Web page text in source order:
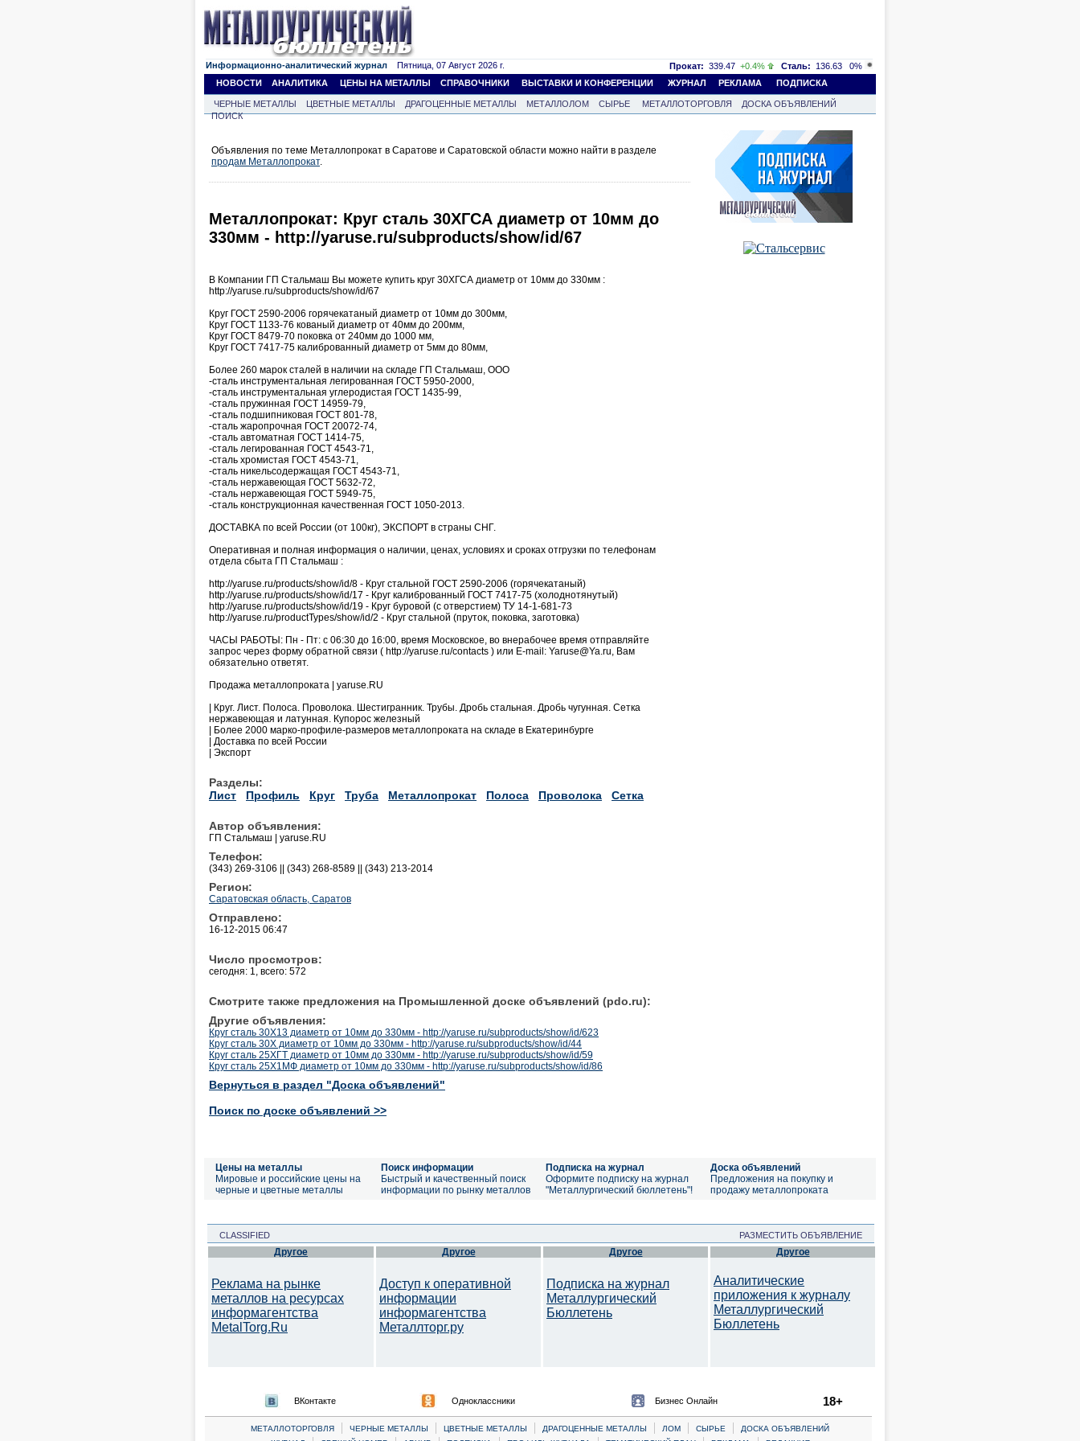
Информационно-аналитический журнал Пятница, 07 Август 2026 г. Прокат: 339.47 +0.4% Сталь: 136.63
0%
НОВОСТИ
АНАЛИТИКА ЦЕНЫ НА МЕТАЛЛЫ СПРАВОЧНИКИ ВЫСТАВКИ И КОНФЕРЕНЦИИ ЖУРНАЛ РЕКЛАМА ПОДПИСКА
ЧЕРНЫЕ МЕТАЛЛЫ ЦВЕТНЫЕ МЕТАЛЛЫ ДРАГОЦЕННЫЕ МЕТАЛЛЫ МЕТАЛЛОЛОМ СЫРЬЕ МЕТАЛЛОТОРГОВЛЯ
ДОСКА ОБЪЯВЛЕНИЙ
ПОИСК
Объявления по теме Металлопрокат в Саратове и Саратовской области можно найти в разделе
продам Металлопрокат.
Металлопрокат: Круг сталь 30ХГСА диаметр от 10мм до
330мм - http://yaruse.ru/subproducts/show/id/67
В Компании ГП Стальмаш Вы можете купить круг 30ХГСА диаметр от 10мм до 330мм :
http://yaruse.ru/subproducts/show/id/67
Круг ГОСТ 2590-2006 горячекатаный диаметр от 10мм до 300мм,
Круг ГОСТ 1133-76 кованый диаметр от 40мм до 200мм,
Круг ГОСТ 8479-70 поковка от 240мм до 1000 мм,
Круг ГОСТ 7417-75 калиброванный диаметр от 5мм до 80мм,
Более 260 марок сталей в наличии на складе ГП Стальмаш, ООО
-сталь инструментальная легированная ГОСТ 5950-2000,
-сталь инструментальная углеродистая ГОСТ 1435-99,
-сталь пружинная ГОСТ 14959-79,
-сталь подшипниковая ГОСТ 801-78,
-сталь жаропрочная ГОСТ 20072-74,
-сталь автоматная ГОСТ 1414-75,
-сталь легированная ГОСТ 4543-71,
-сталь хромистая ГОСТ 4543-71,
-сталь никельсодержащая ГОСТ 4543-71,
-сталь нержавеющая ГОСТ 5632-72,
-сталь нержавеющая ГОСТ 5949-75,
-сталь конструкционная качественная ГОСТ 1050-2013.
ДОСТАВКА по всей России (от 100кг), ЭКСПОРТ в страны СНГ.
Оперативная и полная информация о наличии, ценах, условиях и сроках отгрузки по телефонам
отдела сбыта ГП Стальмаш :
http://yaruse.ru/products/show/id/8 - Круг стальной ГОСТ 2590-2006 (горячекатаный)
http://yaruse.ru/products/show/id/17 - Круг калиброванный ГОСТ 7417-75 (холоднотянутый)
http://yaruse.ru/products/show/id/19 - Круг буровой (с отверстием) ТУ 14-1-681-73
http://yaruse.ru/productTypes/show/id/2 - Круг стальной (пруток, поковка, заготовка)
ЧАСЫ РАБОТЫ: Пн - Пт: с 06:30 до 16:00, время Московское, во внерабочее время отправляйте
запрос через форму обратной связи ( http://yaruse.ru/contacts ) или E-mail: Yaruse@Ya.ru, Вам
обязательно ответят.
Продажа металлопроката | yaruse.RU
| Круг. Лист. Полоса. Проволока. Шестигранник. Трубы. Дробь стальная. Дробь чугунная. Сетка
нержавеющая и латунная. Купорос железный
| Более 2000 марко-профиле-размеров металлопроката на складе в Екатеринбурге
| Доставка по всей России
| Экспорт
Разделы:
Лист
Профиль Круг Труба Металлопрокат Полоса Проволока Сетка
Автор объявления:
ГП Стальмаш | yaruse.RU
Телефон:
(343) 269-3106 || (343) 268-8589 || (343) 213-2014
Регион:
Саратовская область, Саратов
Отправлено:
16-12-2015 06:47
Число просмотров:
сегодня: 1, всего: 572
Смотрите также предложения на Промышленной доске объявлений (pdo.ru):
Другие объявления:
Круг сталь 30Х13 диаметр от 10мм до 330мм - http://yaruse.ru/subproducts/show/id/623
Круг сталь 30Х диаметр от 10мм до 330мм - http://yaruse.ru/subproducts/show/id/44
Круг сталь 25ХГТ диаметр от 10мм до 330мм - http://yaruse.ru/subproducts/show/id/59
Круг сталь 25Х1МФ диаметр от 10мм до 330мм - http://yaruse.ru/subproducts/show/id/86
Вернуться в раздел "Доска объявлений"
Поиск по доске объявлений >>
Цены на металлы
Мировые и российские цены на
черные и цветные металлы
Поиск информации
Быстрый и качественный поиск
информации по рынку металлов
Подписка на журнал
Оформите подписку на журнал
"Металлургический бюллетень"!
Доска объявлений
Предложения на покупку и
продажу металлопроката
CLASSIFIED РАЗМЕСТИТЬ ОБЪЯВЛЕНИЕ
Другое
Реклама на рынке
металлов на ресурсах
информагентства
MetalTorg.Ru
Другое
Доступ к оперативной
информации
информагентства
Металлторг.ру
Другое
Подписка на журнал
Металлургический
Бюллетень
Другое
Аналитические
приложения к журналу
Металлургический
Бюллетень
ВКонтакте Одноклассники Бизнес Онлайн 18+
МЕТАЛЛОТОРГОВЛЯ | ЧЕРНЫЕ МЕТАЛЛЫ | ЦВЕТНЫЕ МЕТАЛЛЫ | ДРАГОЦЕННЫЕ МЕТАЛЛЫ | ЛОМ | CЫРЬЕ |
ДОСКА ОБЪЯВЛЕНИЙ